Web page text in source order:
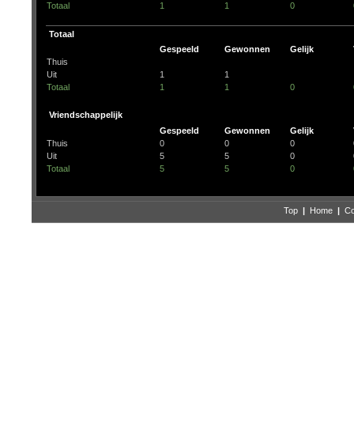
Totaal
1 1 0
Totaal
Gespeeld
Gewonnen Gelijk
Thuis
Uit
1
1
Totaal
1 1 0
Vriendschappelijk
Gespeeld
Gewonnen Gelijk
Thuis
0 0 0
Uit
5 5 0
Totaal
5 5 0
Top | Home |